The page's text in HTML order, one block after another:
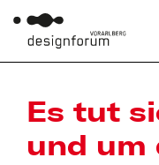
Es tut
und um